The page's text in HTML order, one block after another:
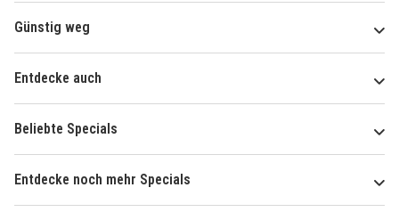
Günstig weg
Entdecke auch
Beliebte Specials
Entdecke noch mehr Specials